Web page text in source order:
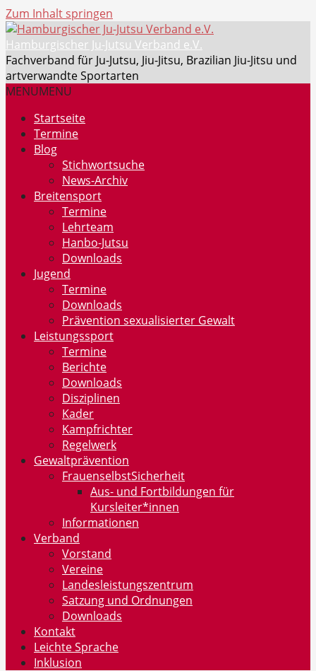
Zum Inhalt springen
Hamburgischer Ju-Jutsu Verband e.V.
Fachverband für Ju-Jutsu, Jiu-Jitsu, Brazilian Jiu-Jitsu und
artverwandte Sportarten
MENUMENU
Startseite
Termine
Blog
Stichwortsuche
News-Archiv
Breitensport
Termine
Lehrteam
Hanbo-Jutsu
Downloads
Jugend
Termine
Downloads
Prävention sexualisierter Gewalt
Leistungssport
Termine
Berichte
Downloads
Disziplinen
Kader
Kampfrichter
Regelwerk
Gewaltprävention
FrauenselbstSicherheit
Aus- und Fortbildungen für
Kursleiter*innen
Informationen
Verband
Vorstand
Vereine
Landesleistungszentrum
Satzung und Ordnungen
Downloads
Kontakt
Leichte Sprache
Inklusion